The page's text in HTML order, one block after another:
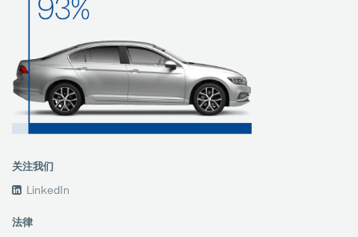
关注我们
LinkedIn
法律